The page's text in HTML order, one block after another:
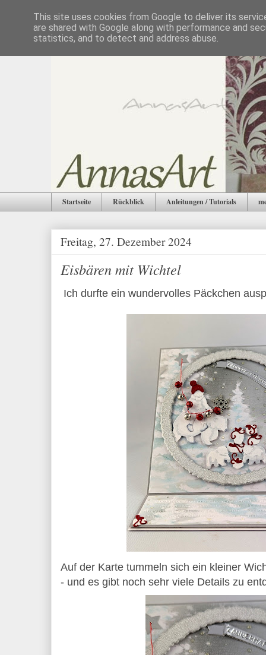
Startseite Rückblick Anleitungen / Tutorials
Freitag, 27. Dezember 2024
Eisbären mit Wichtel
Ich durfte ein wundervolles Päckchen
Auf der Karte tummeln sich ein kleiner
- und es gibt noch sehr viele Details zu
This site uses cookies from Google to deliver its
are shared with Google along with performance and
statistics, and to detect and address abuse.